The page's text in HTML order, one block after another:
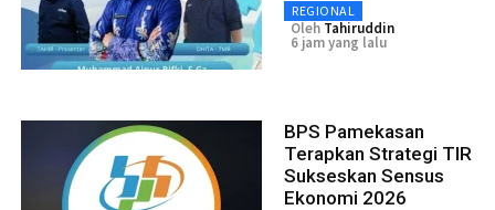
REGIONAL
Oleh Tahiruddin
6 jam yang lalu
BPS Pamekasan
Terapkan Strategi TIR
Sukseskan Sensus
Ekonomi 2026